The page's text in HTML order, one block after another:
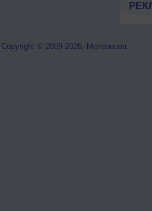
Copyright © 2009-2026, Метеонова